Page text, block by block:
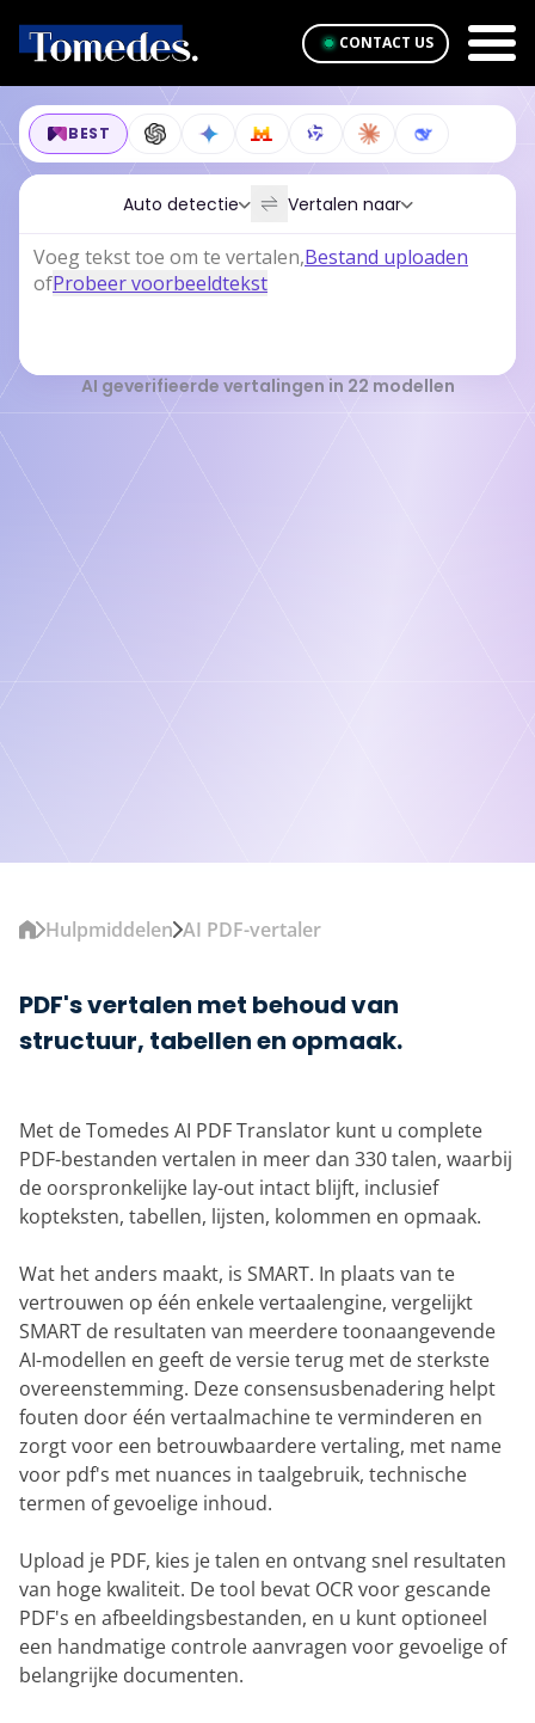
CONTACT US
Hulpmiddelen AI PDF-vertaler
PDF's vertalen met behoud van
structuur, tabellen en opmaak.
Met de Tomedes AI PDF Translator kunt u complete
PDF-bestanden vertalen in meer dan 330 talen, waarbij
de oorspronkelijke lay-out intact blijft, inclusief
kopteksten, tabellen, lijsten, kolommen en opmaak.
Wat het anders maakt, is SMART. In plaats van te
vertrouwen op één enkele vertaalengine, vergelijkt
SMART de resultaten van meerdere toonaangevende
AI-modellen en geeft de versie terug met de sterkste
overeenstemming. Deze consensusbenadering helpt
fouten door één vertaalmachine te verminderen en
zorgt voor een betrouwbaardere vertaling, met name
voor pdf's met nuances in taalgebruik, technische
termen of gevoelige inhoud.
Upload je PDF, kies je talen en ontvang snel resultaten
van hoge kwaliteit. De tool bevat OCR voor gescande
PDF's en afbeeldingsbestanden, en u kunt optioneel
een handmatige controle aanvragen voor gevoelige of
belangrijke documenten.